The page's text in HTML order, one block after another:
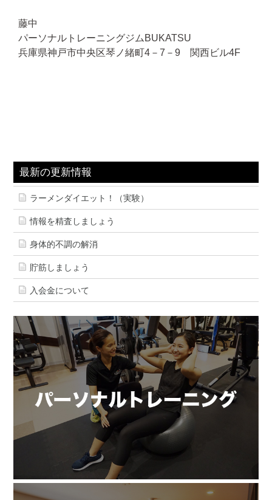
藤中
パーソナルトレーニングジムBUKATSU
兵庫県神戸市中央区琴ノ緒町4－7－9 関西ビル4F
最新の更新情報
ラーメンダイエット！（実験）
情報を精査しましょう
身体的不調の解消
貯筋しましょう
入会金について